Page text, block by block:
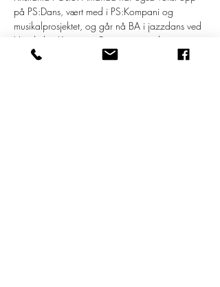
på PS:Dans, vært med i PS:Kompani og
musikalprosjektet, og går nå BA i jazzdans ved
Høyskolen Kristiania. Begge var med på
storsatsingen Grease som vi satte opp sammen